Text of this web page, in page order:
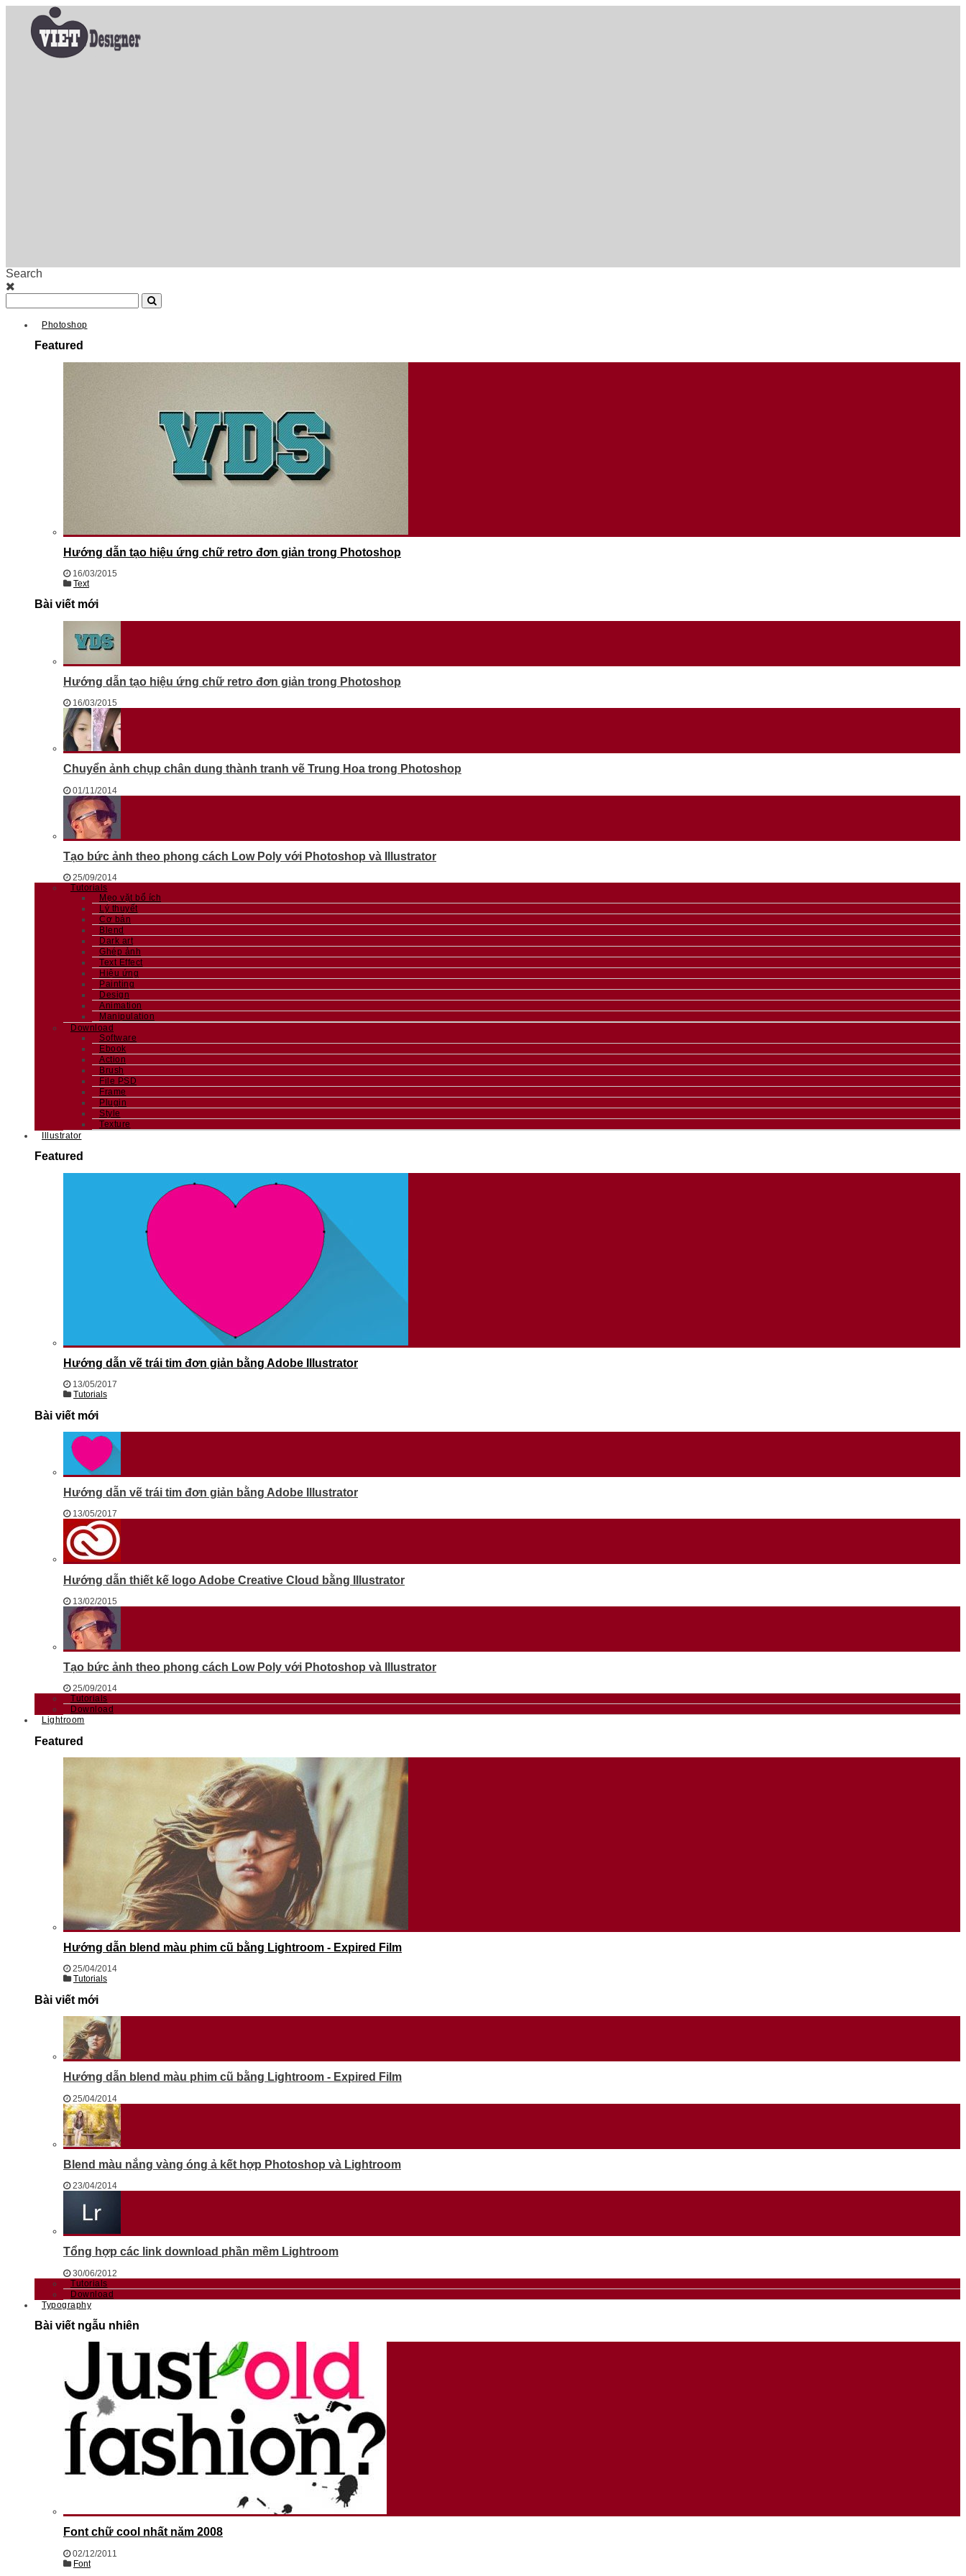
Search
Photoshop
Featured
Hướng dẫn tạo hiệu ứng chữ retro đơn giản trong Photoshop
16/03/2015
Text
Bài viết mới
Hướng dẫn tạo hiệu ứng chữ retro đơn giản trong Photoshop
16/03/2015
Chuyển ảnh chụp chân dung thành tranh vẽ Trung Hoa trong Photoshop
01/11/2014
Tạo bức ảnh theo phong cách Low Poly với Photoshop và Illustrator
25/09/2014
Tutorials
Mẹo vặt bổ ích
Lý thuyết
Cơ bản
Blend
Dark art
Ghép ảnh
Text Effect
Hiệu ứng
Painting
Design
Animation
Manipulation
Download
Software
Ebook
Action
Brush
File PSD
Frame
Plugin
Style
Texture
Illustrator
Featured
Hướng dẫn vẽ trái tim đơn giản bằng Adobe Illustrator
13/05/2017
Tutorials
Bài viết mới
Hướng dẫn vẽ trái tim đơn giản bằng Adobe Illustrator
13/05/2017
Hướng dẫn thiết kế logo Adobe Creative Cloud bằng Illustrator
13/02/2015
Tạo bức ảnh theo phong cách Low Poly với Photoshop và Illustrator
25/09/2014
Tutorials
Download
Lightroom
Featured
Hướng dẫn blend màu phim cũ bằng Lightroom - Expired Film
25/04/2014
Tutorials
Bài viết mới
Hướng dẫn blend màu phim cũ bằng Lightroom - Expired Film
25/04/2014
Blend màu nắng vàng óng ả kết hợp Photoshop và Lightroom
23/04/2014
Tổng hợp các link download phần mềm Lightroom
30/06/2012
Tutorials
Download
Typography
Bài viết ngẫu nhiên
Font chữ cool nhất năm 2008
02/12/2011
Font